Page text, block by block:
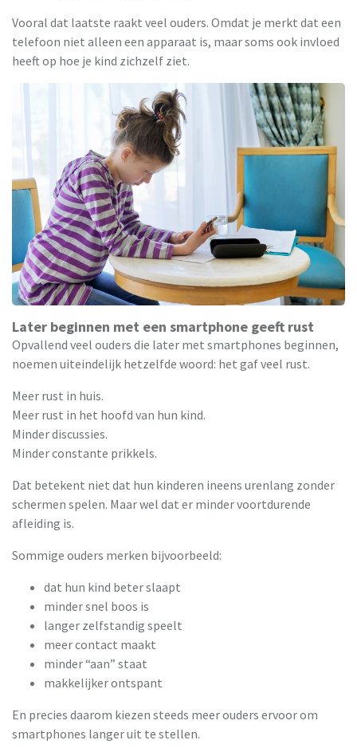
Vooral dat laatste raakt veel ouders. Omdat je merkt dat een
telefoon niet alleen een apparaat is, maar soms ook invloed
heeft op hoe je kind zichzelf ziet.
Later beginnen met een smartphone geeft rust
Opvallend veel ouders die later met smartphones beginnen,
noemen uiteindelijk hetzelfde woord: het gaf veel rust.
Meer rust in huis.
Meer rust in het hoofd van hun kind.
Minder discussies.
Minder constante prikkels.
Dat betekent niet dat hun kinderen ineens urenlang zonder
schermen spelen. Maar wel dat er minder voortdurende
afleiding is.
Sommige ouders merken bijvoorbeeld:
dat hun kind beter slaapt
minder snel boos is
langer zelfstandig speelt
meer contact maakt
minder “aan” staat
makkelijker ontspant
En precies daarom kiezen steeds meer ouders ervoor om
smartphones langer uit te stellen.